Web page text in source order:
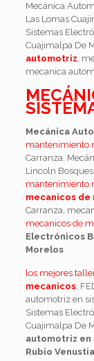
Mecánica
Las Lomas
Sistemas
Cuajimalpa De
automotriz,
mecanica
Mecánica
mantenimiento
Carranza,
Lincoln
mantenimiento
mecanicos de
Carranza,
mecanicos de
Electrónicos
Morelos
los mejores
mecanicos,
automotriz en
Sistemas
Cuajimalpa De
automotriz en
Rubio